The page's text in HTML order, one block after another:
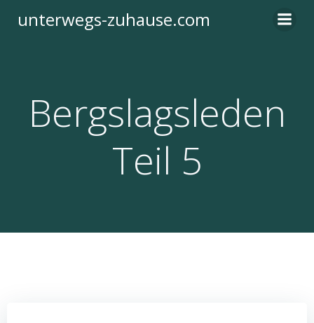
Inhalt
unterwegs-zuhause.com
Bergslagsleden
Teil 5